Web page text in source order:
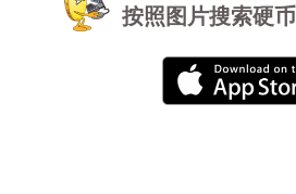
按照图片搜索硬币